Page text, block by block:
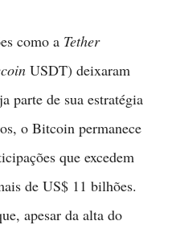
como a Tether
USDT) deixaram
parte de sua estratégia
o Bitcoin permanece
que excedem
de US$ 11 bilhões.
apesar da alta do